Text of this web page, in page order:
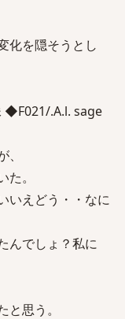
化を隠そうとし
◆F021/.A.l. sage
。
いえどう・・なに
んでしょ？私に
思う。